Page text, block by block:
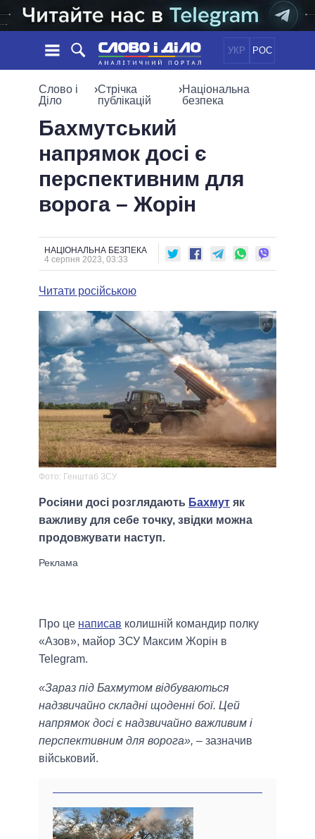
УКР РОС
НОВИНИ
СТАТТІ
ДУМКИ
ОГЛЯДИ
ПОЛІТИКА
СУСПІЛЬСТВО
СВІТ
ОБIЦЯНКИ
ПОЛIТИКИ
УСІ ПОЛІТИКИ
ПРЕЗИДЕНТ І ОФІС
КАБІНЕТ МІНІСТРІВ
ГОЛОВИ ОБЛАДМІНІСТРАЦІЙ
МЕРИ МІСТ
ІНФОГРАФІКА
ВІДЕО
ПІДТРИМАТИ
ПОРІВНЯННЯ ПОЛІТИКІВ
Слово і
Діло
›Стрічка
публікацій
›Національна
безпека
Бахмутський
напрямок досі є
перспективним для
ворога – Жорін
НАЦІОНАЛЬНА БЕЗПЕКА
4 серпня 2023, 03:33
Читати російською
Фото: Генштаб ЗСУ
Росіяни досі розглядають Бахмут як
важливу для себе точку, звідки можна
продовжувати наступ.
Про це написав колишній командир полку
«Азов», майор ЗСУ Максим Жорін в
Telegram.
«Зараз під Бахмутом відбуваються
надзвичайно складні щоденні бої. Цей
напрямок досі є надзвичайно важливим і
перспективним для ворога», – зазначив
військовий.